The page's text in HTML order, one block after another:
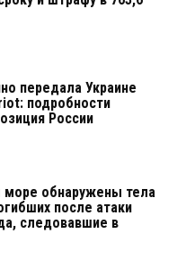
передала Украине
подробности
России
море обнаружены тела
после атаки
следовавшие в